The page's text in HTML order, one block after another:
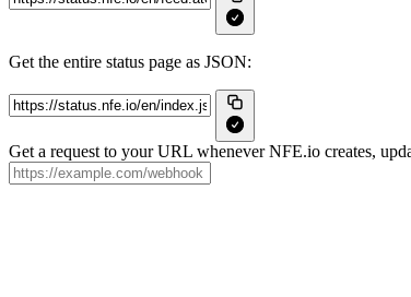
Get the entire status page as JSON:
Get a request to your URL whenever NFE.io creates,